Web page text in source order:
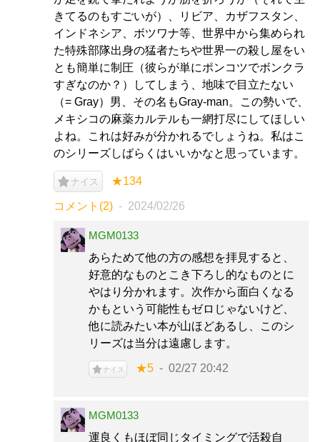
きてるのもすごいが）、リビア、カザフスタン、
インドネシア、ボツワナ等、世界中から集められ
た特殊部隊出身の猛者たちや世界一の殺し屋をい
とも簡単に制圧（彼らが単にポンコツでボンクラ
すぎなのか？）してしまう、地味で目立たない
（= Gray）男、その名もGray-man。この勢いで、
メキシコの麻薬カルテルも一網打尽にしてほしい
よね。これは好みが分かれるでしょうね。私はこ
のシリーズしばらくはいいかなと思っています。
ナイス ★134
コメント(2) 2024/02/26
MGM0133
あらためて他の方の感想を拝見すると、
好意的なものとこき下ろし的なものとに
やはり分かれます。次作から面白くなる
かもという可能性もゼロじゃないけど、
他に読みたい本が山ほどあるし、このシ
リーズは当分は遠慮します。
ナイス ★5 02/27 20:42
MGM0133
運良くもほぼ同じタイミングで活殺自